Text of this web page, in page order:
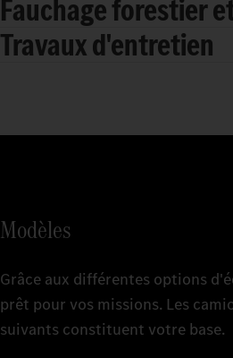
Fauchage forestier
Travaux d'entretien
Modèles
Grâce aux différentes options
prêt pour vos missions. Les
suivants constituent votre base.